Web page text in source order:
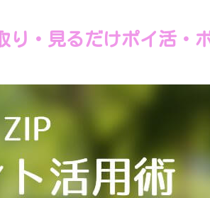
り・見るだけポイ活・